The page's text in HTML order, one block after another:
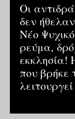
Οι
δεν
Νέο
ρεύμα,
εκκλησία!
που βρήκε